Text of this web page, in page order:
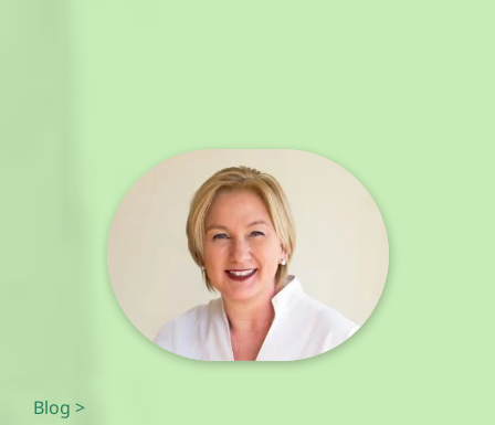
Blog >